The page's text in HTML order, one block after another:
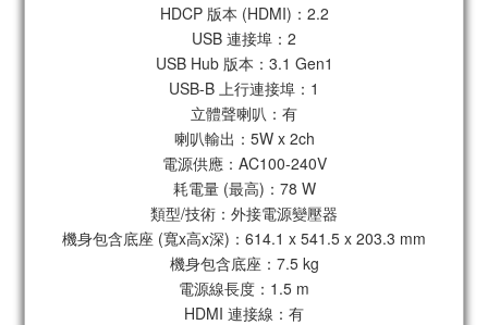
HDCP 版本 (HDMI)：2.2
USB 連接埠：2
USB Hub 版本：3.1 Gen1
USB-B 上行連接埠：1
立體聲喇叭：有
喇叭輸出：5W x 2ch
電源供應：AC100-240V
耗電量 (最高)：78 W
類型/技術：外接電源變壓器
機身包含底座 (寬x高x深)：614.1 x 541.5 x 203.3 mm
機身包含底座：7.5 kg
電源線長度：1.5 m
HDMI 連接線：有